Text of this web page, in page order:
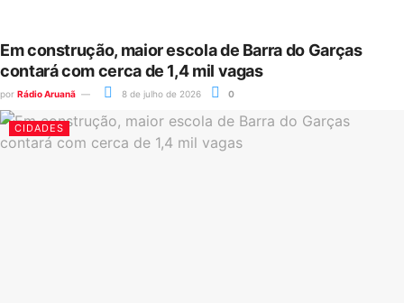
Em construção, maior escola de Barra do Garças
contará com cerca de 1,4 mil vagas
por Rádio Aruanã 8 de julho de 2026 0
CIDADES